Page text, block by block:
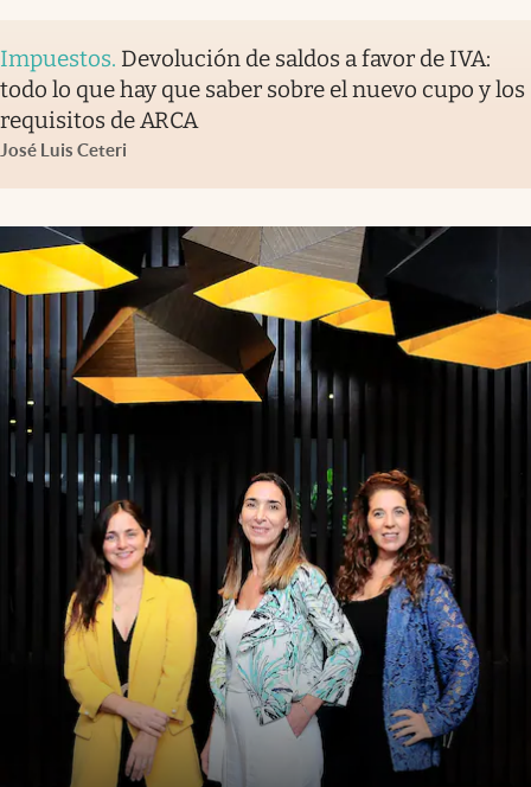
Impuestos. Devolución de saldos a favor de IVA:
todo lo que hay que saber sobre el nuevo cupo y los
requisitos de ARCA
José Luis Ceteri